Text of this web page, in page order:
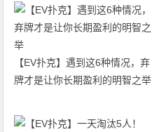
【EV扑克】遇到这6种情况，弃
牌才是让你长期盈利的明智之举